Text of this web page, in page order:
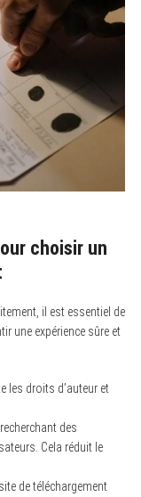
choisir un
il est essentiel de
une expérience sûre et
les droits d’auteur et
des
Cela réduit le
de téléchargement